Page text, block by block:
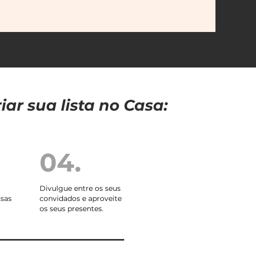
sua lista no Casa:
04.
Divulgue entre os seus
convidados e aproveite
os seus presentes.